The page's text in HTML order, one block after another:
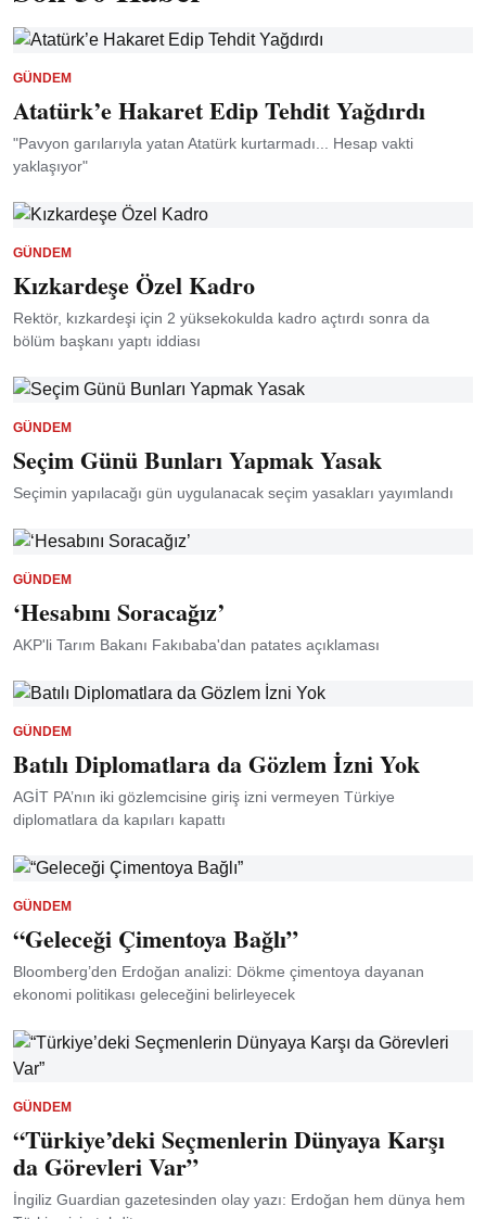
GÜNDEM
Atatürk’e Hakaret Edip Tehdit Yağdırdı
"Pavyon garılarıyla yatan Atatürk kurtarmadı... Hesap vakti
yaklaşıyor"
GÜNDEM
Kızkardeşe Özel Kadro
Rektör, kızkardeşi için 2 yüksekokulda kadro açtırdı sonra da
bölüm başkanı yaptı iddiası
GÜNDEM
Seçim Günü Bunları Yapmak Yasak
Seçimin yapılacağı gün uygulanacak seçim yasakları yayımlandı
GÜNDEM
‘Hesabını Soracağız’
AKP'li Tarım Bakanı Fakıbaba'dan patates açıklaması
GÜNDEM
Batılı Diplomatlara da Gözlem İzni Yok
AGİT PA’nın iki gözlemcisine giriş izni vermeyen Türkiye
diplomatlara da kapıları kapattı
GÜNDEM
“Geleceği Çimentoya Bağlı”
Bloomberg’den Erdoğan analizi: Dökme çimentoya dayanan
ekonomi politikası geleceğini belirleyecek
GÜNDEM
“Türkiye’deki Seçmenlerin Dünyaya Karşı
da Görevleri Var”
İngiliz Guardian gazetesinden olay yazı: Erdoğan hem dünya hem